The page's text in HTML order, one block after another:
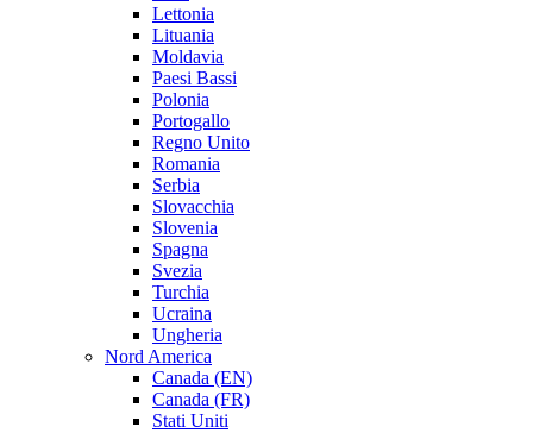
Lettonia
Lituania
Moldavia
Paesi Bassi
Polonia
Portogallo
Regno Unito
Romania
Serbia
Slovacchia
Slovenia
Spagna
Svezia
Turchia
Ucraina
Ungheria
Nord America
Canada (EN)
Canada (FR)
Stati Uniti